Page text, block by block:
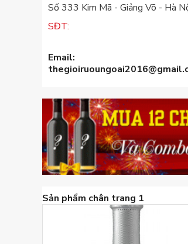
Số 333 Kim Mã - Giảng Võ - Hà
SĐT:
Email:
Sản phẩm chân trang 1